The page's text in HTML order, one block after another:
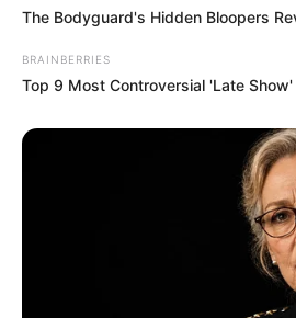
The Bodyguard's Hidden Bloopers
BRAINBERRIES
Top 9 Most Controversial 'Late